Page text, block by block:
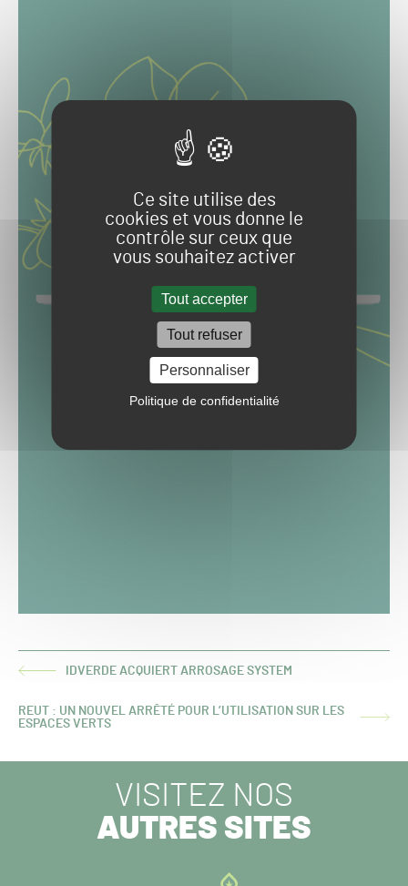
Ce site utilise des
cookies et vous donne le
contrôle sur ceux que
vous souhaitez activer
Tout accepter
Tout refuser
Personnaliser
Politique de confidentialité
ARTICLE IDVERDE ACQUIERT ARROSAGE SYSTEM
ARTICLE
REUT : UN NOUVEL ARRÊTÉ POUR L’UTILISATION SUR LES
ESPACES VERTS
VISITEZ NOS
AUTRES SITES